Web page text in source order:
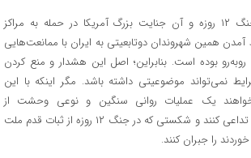
به طریق اولی، پس از جنگ ۱۲ روزه و آن جنایت بزرگ آمریکا در حمله به مراکز
همین شهروندان دوتابعیتی به ایران با ممانعت‌هایی
بوده است. بنابراین؛ اصل این هشدار و منع کردن
نمی‌تواند موضوعیتی داشته باشد. مگر اینکه با این
یک عملیات روانی سنگین و نوعی وحشت از
قریب‌الوقوع بودن جنگ را تداعی کنند و شکستی که در جنگ ۱۲ روزه از ثبات قدم ملت
را جبران کنند.